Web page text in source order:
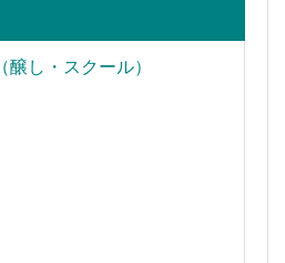
し・スクール）